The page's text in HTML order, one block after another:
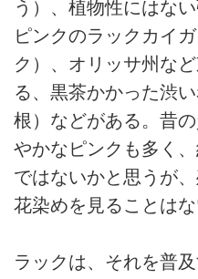
う）、植物性にはな
ピンクのラックカイ
ク）、オリッサ州な
る、黒茶かかった渋
根）などがある。昔
やかなピンクも多く
ではないかと思うが
花染めを見ることはな
ラックは、それを普